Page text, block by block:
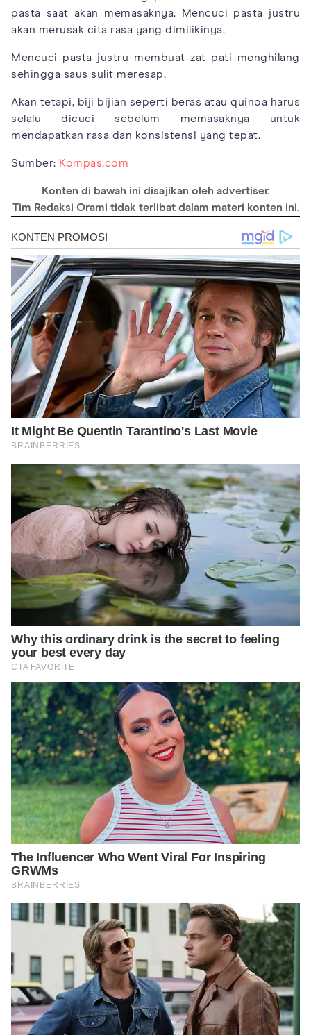
pasta saat akan memasaknya. Mencuci pasta justru
akan merusak cita rasa yang dimilikinya.
Mencuci pasta justru membuat zat pati menghilang
sehingga saus sulit meresap.
Akan tetapi, biji bijian seperti beras atau quinoa harus
selalu dicuci sebelum memasaknya untuk
mendapatkan rasa dan konsistensi yang tepat.
Sumber: Kompas.com
Konten di bawah ini disajikan oleh advertiser.
Tim Redaksi Orami tidak terlibat dalam materi konten ini.